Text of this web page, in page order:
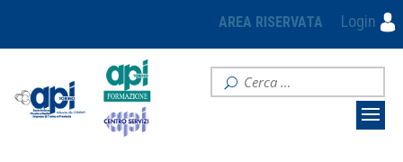
AREA RISERVATA Login